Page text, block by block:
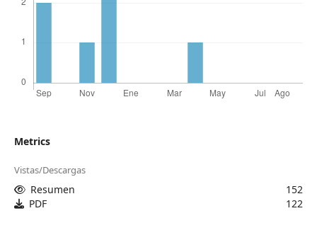
Metrics
Vistas/Descargas
Resumen
152
PDF
122